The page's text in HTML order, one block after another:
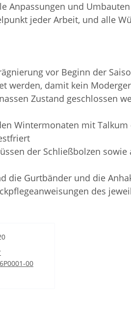
Anpassungen und
jeder Arbeit, und alle
vor Beginn der
werden, damit kein
Zustand geschlossen
Wintermonaten mit
der Schließbolzen
die Gurtbänder und die
des
00